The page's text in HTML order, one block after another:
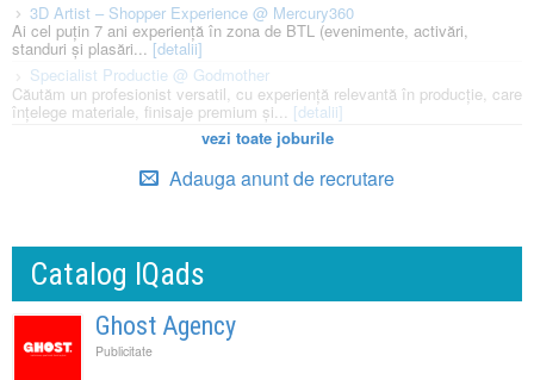
3D Artist – Shopper Experience @ Mercury360
Ai cel puțin 7 ani experiență în zona de BTL (evenimente, activări,
standuri și plasări... [detalii]
Specialist Productie @ Godmother
Căutăm un profesionist versatil, cu experiență relevantă în producție, care
înțelege materiale, finisaje premium și... [detalii]
vezi toate joburile
Adauga anunt de recrutare
Catalog IQads
Ghost Agency
Publicitate